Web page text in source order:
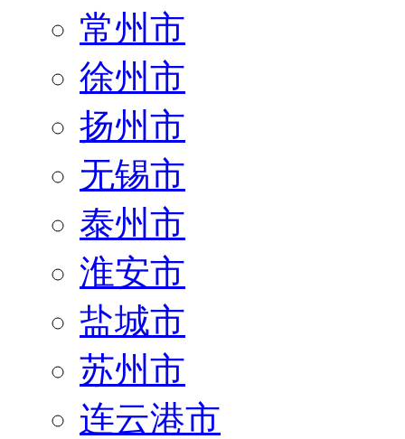
常州市
徐州市
扬州市
无锡市
泰州市
淮安市
盐城市
苏州市
连云港市